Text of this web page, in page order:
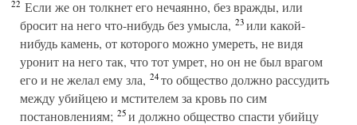
22 Если же он толкнет его нечаянно, без вражды, или
бросит на него что-нибудь без умысла, 23или какой-
нибудь камень, от которого можно умереть, не видя
уронит на него так, что тот умрет, но он не был врагом
его и не желал ему зла, 24то общество должно рассудить
между убийцею и мстителем за кровь по сим
постановлениям; 25и должно общество спасти убийцу